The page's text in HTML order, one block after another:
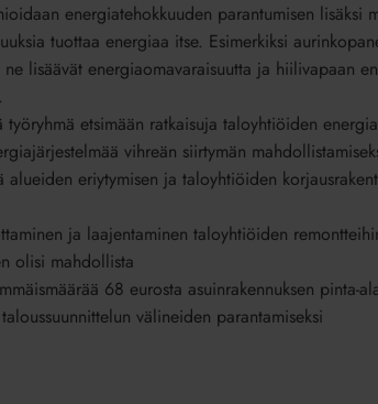
energiatehokkuuden parantumisen
tuottaa energiaa itse. Esimerkiksi
lisäävät energiaomavaraisuutta ja hiilivapaan
etsimään ratkaisuja taloyhtiöiden
vihreän siirtymän
alueiden eriytymisen ja taloyhtiöiden
ja laajentaminen taloyhtiöiden
olisi mahdollista
68 eurosta asuinrakennuksen
välineiden parantamiseksi